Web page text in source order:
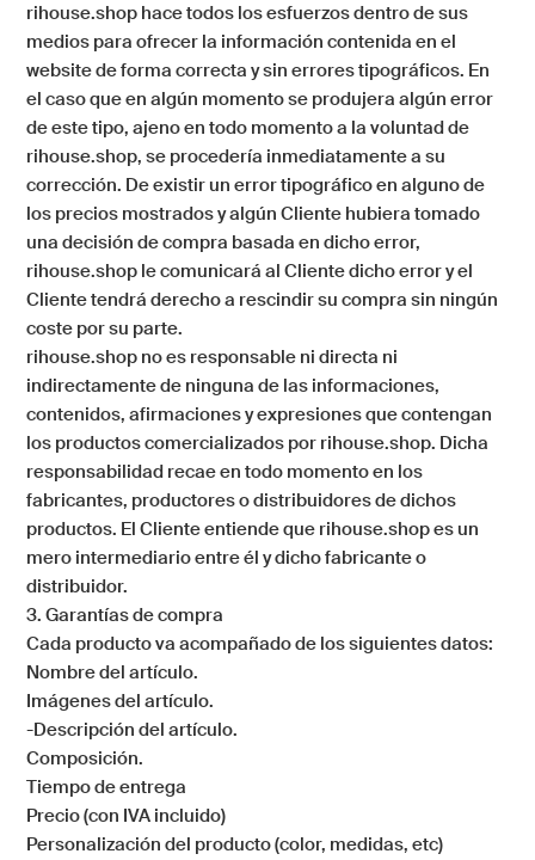
rihouse.shop hace todos los esfuerzos dentro de sus
medios para ofrecer la información contenida en el
website de forma correcta y sin errores tipográficos. En
el caso que en algún momento se produjera algún error
de este tipo, ajeno en todo momento a la voluntad de
rihouse.shop, se procedería inmediatamente a su
corrección. De existir un error tipográfico en alguno de
los precios mostrados y algún Cliente hubiera tomado
una decisión de compra basada en dicho error,
rihouse.shop le comunicará al Cliente dicho error y el
Cliente tendrá derecho a rescindir su compra sin ningún
coste por su parte.
rihouse.shop no es responsable ni directa ni
indirectamente de ninguna de las informaciones,
contenidos, afirmaciones y expresiones que contengan
los productos comercializados por rihouse.shop. Dicha
responsabilidad recae en todo momento en los
fabricantes, productores o distribuidores de dichos
productos. El Cliente entiende que rihouse.shopes un
mero intermediario entre él y dicho fabricante o
distribuidor.
3. Garantías de compra
Cada producto va acompañado de los siguientes datos:
Nombre del artículo.
Imágenes del artículo.
-Descripción del artículo.
Composición.
Tiempo de entrega
Precio (con IVA incluido)
Personalización del producto (color, medidas, etc)